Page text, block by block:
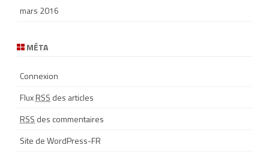
mars 2016
MÉTA
Connexion
FluxRSS des articles
RSS des commentaires
Site de WordPress-FR